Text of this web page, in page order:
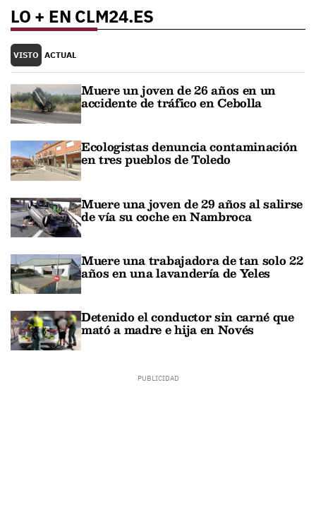
LO + EN CLM24.ES
VISTO ACTUAL
Muere un joven de 26 años en un
accidente de tráfico en Cebolla
Ecologistas denuncia contaminación
en tres pueblos de Toledo
Muere una joven de 29 años al salirse
de vía su coche en Nambroca
Muere una trabajadora de tan solo 22
años en una lavandería de Yeles
Detenido el conductor sin carné que
mató a madre e hija en Novés